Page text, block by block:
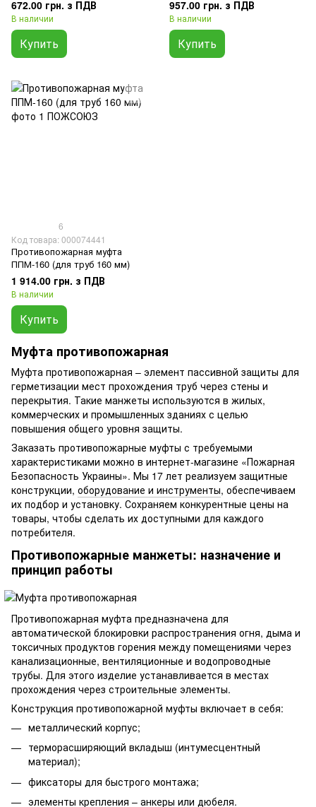
672.00 грн. з ПДВ
В наличии
Купить
957.00 грн. з ПДВ
В наличии
Купить
6
Код товара: 000074441
Противопожарная муфта
ППМ-160 (для труб 160 мм)
1 914.00 грн. з ПДВ
В наличии
Купить
Муфта противопожарная
Муфта противопожарная – элемент пассивной защиты для
герметизации мест прохождения труб через стены и
перекрытия. Такие манжеты используются в жилых,
коммерческих и промышленных зданиях с целью
повышения общего уровня защиты.
Заказать противопожарные муфты с требуемыми
характеристиками можно в интернет-магазине «Пожарная
Безопасность Украины». Мы 17 лет реализуем защитные
конструкции, оборудование и инструменты, обеспечиваем
их подбор и установку. Сохраняем конкурентные цены на
товары, чтобы сделать их доступными для каждого
потребителя.
Противопожарные манжеты: назначение и
принцип работы
Противопожарная муфта предназначена для
автоматической блокировки распространения огня, дыма и
токсичных продуктов горения между помещениями через
канализационные, вентиляционные и водопроводные
трубы. Для этого изделие устанавливается в местах
прохождения через строительные элементы.
Конструкция противопожарной муфты включает в себя:
металлический корпус;
терморасширяющий вкладыш (интумесцентный
материал);
фиксаторы для быстрого монтажа;
элементы крепления – анкеры или дюбеля.